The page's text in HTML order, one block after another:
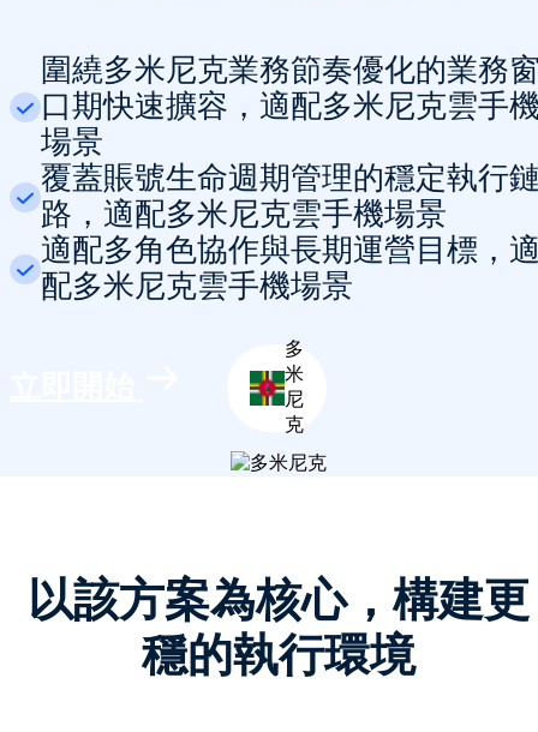
圍繞多米尼克業務節奏優化的業務
口期快速擴容，適配多米尼克雲手
場景
覆蓋賬號生命週期管理的穩定執行
路，適配多米尼克雲手機場景
適配多角色協作與長期運營目標，
配多米尼克雲手機場景
多
米
尼
克
以該方案為核心，構建更
穩的執行環境